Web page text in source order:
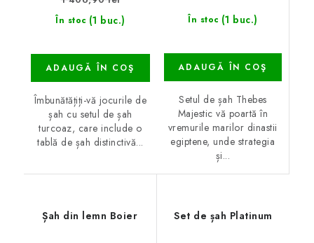
În stoc (1 buc.)
ADAUGĂ ÎN COŞ
Îmbunătățiți-vă jocurile de
șah cu setul de șah
turcoaz, care include o
tablă de șah distinctivă...
În stoc (1 buc.)
ADAUGĂ ÎN COŞ
Setul de șah Thebes
Majestic vă poartă în
vremurile marilor dinastii
egiptene, unde strategia
și...
Șah din lemn Boier Set de șah Platinum